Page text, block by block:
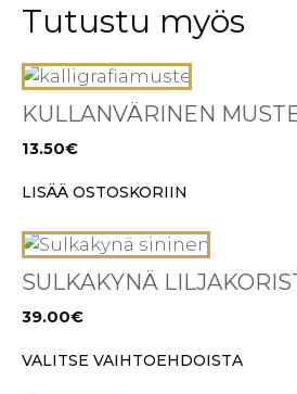
Tutustu myös
KULLANVÄRINEN
13.50€
LISÄÄ OSTOSKORIIN
SULKAKYNÄ
39.00€
VALITSE VAIHTOEHDOISTA
Tällä
tuotteella
useampi
muunnelma.